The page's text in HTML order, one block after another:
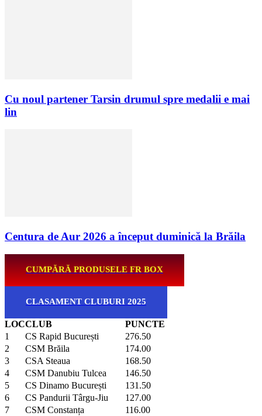
Cu noul partener Tarsin drumul spre medalii e mai
lin
Centura de Aur 2026 a început duminică la Brăila
CUMPĂRĂ PRODUSELE FR BOX
CLASAMENT CLUBURI 2025
LOCCLUB
PUNCTE
1
CS Rapid București
276.50
2
CSM Brăila
174.00
3
CSA Steaua
168.50
4
CSM Danubiu Tulcea
146.50
5
CS Dinamo București
131.50
6
CS Pandurii Târgu-Jiu
127.00
7
CSM Constanța
116.00